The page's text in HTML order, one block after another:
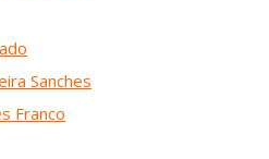
Sanches
Franco